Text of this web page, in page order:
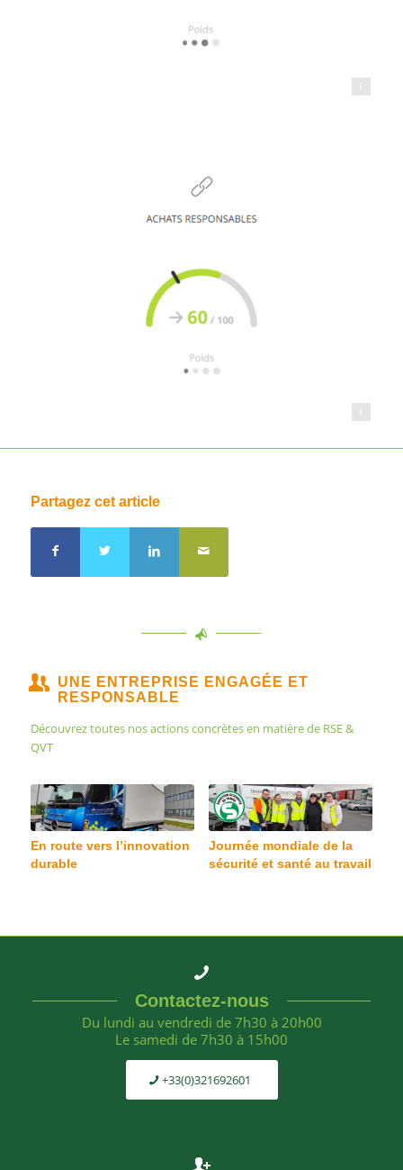
Partagez cet article
UNE ENTREPRISE ENGAGÉE ET
RESPONSABLE
Découvrez toutes nos actions concrètes en matière de RSE &
QVT
En route vers l’innovation
durable
Journée mondiale de la
sécurité et santé au travail
Contactez-nous
Du lundi au vendredi de 7h30 à 20h00
Le samedi de 7h30 à 15h00
+33(0)321692601